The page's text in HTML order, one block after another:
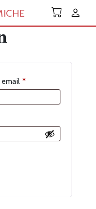
*Richiesto